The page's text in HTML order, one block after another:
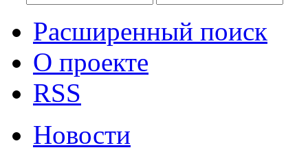
Расширенный поиск
О проекте
RSS
Новости